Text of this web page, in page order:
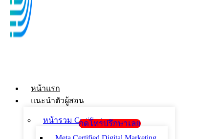
หน้าแรก
แนะนำตัวผู้สอน
หน้ารวม Certificateกดโทรปรึกษาเลย